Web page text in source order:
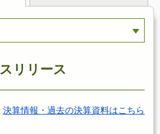
リリース
決算情報・過去の決算資料はこちら